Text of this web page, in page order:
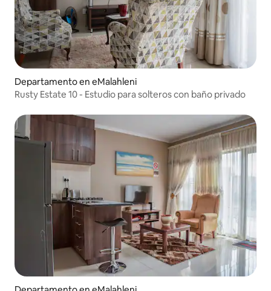
Departamento en eMalahleni
Rusty Estate 10 - Estudio para solteros con baño privado